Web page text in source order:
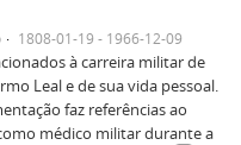
1808-01-19 - 1966-12-09
à carreira militar de
Leal e de sua vida pessoal.
faz referências ao
médico militar durante a